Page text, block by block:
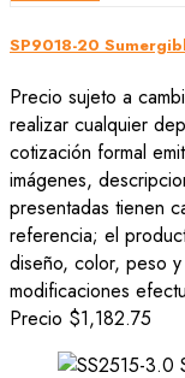
SP9018-20
Precio sujeto a
realizar cualquier
cotización formal
imágenes,
presentadas tienen
referencia; el
diseño, color, peso
modificaciones
Precio $1,182.75